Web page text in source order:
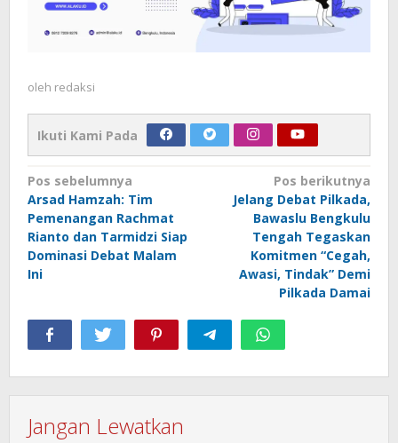
oleh redaksi
Ikuti Kami Pada
Navigasi
pos
Pos sebelumnya
Arsad Hamzah: Tim
Pemenangan Rachmat
Rianto dan Tarmidzi Siap
Dominasi Debat Malam
Ini
Pos berikutnya
Jelang Debat Pilkada,
Bawaslu Bengkulu
Tengah Tegaskan
Komitmen “Cegah,
Awasi, Tindak” Demi
Pilkada Damai
Jangan Lewatkan